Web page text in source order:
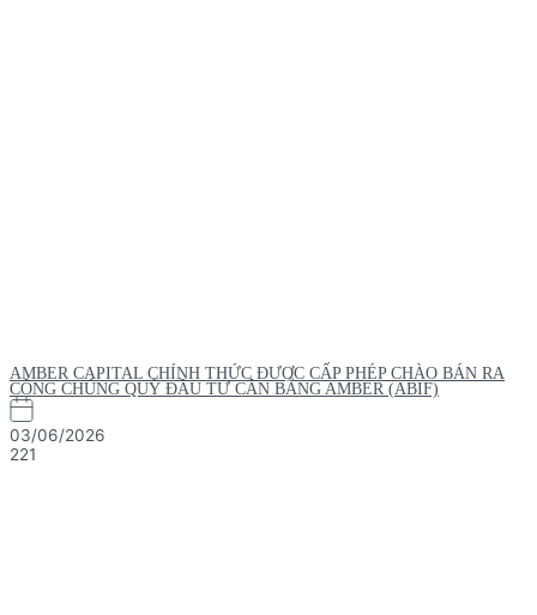
AMBER CAPITAL CHÍNH THỨC ĐƯỢC CẤP PHÉP CHÀO BÁN RA
CÔNG CHÚNG QUỸ ĐẦU TƯ CÂN BẰNG AMBER (ABIF)
03/06/2026
221